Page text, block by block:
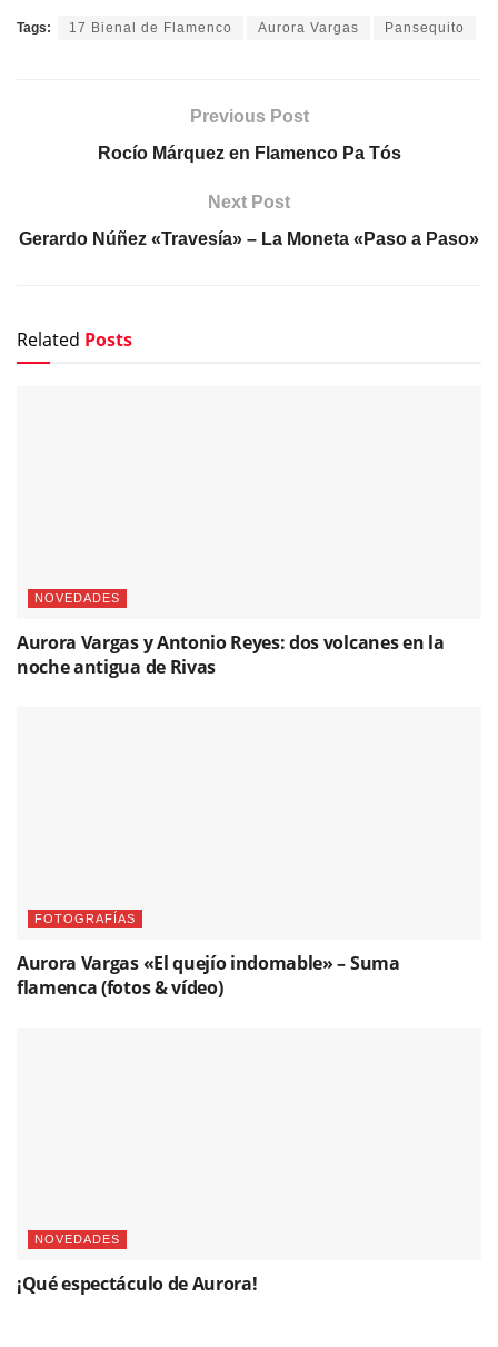
Tags: 17 Bienal de Flamenco Aurora Vargas Pansequito
Previous Post
Rocío Márquez en Flamenco Pa Tós
Next Post
Gerardo Núñez «Travesía» – La Moneta «Paso a Paso»
Related Posts
NOVEDADES
Aurora Vargas y Antonio Reyes: dos volcanes en la
noche antigua de Rivas
FOTOGRAFÍAS
Aurora Vargas «El quejío indomable» – Suma
flamenca (fotos & vídeo)
NOVEDADES
¡Qué espectáculo de Aurora!